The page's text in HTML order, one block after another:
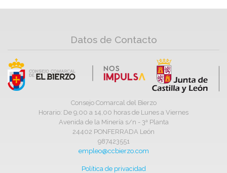
Datos de Contacto
Consejo Comarcal del Bierzo
Horario: De 9,00 a 14,00 horas de Lunes a Viernes
Avenida de la Minería s/n - 3ª Planta
24402 PONFERRADA León
987423551
empleo@ccbierzo.com
Política de privacidad